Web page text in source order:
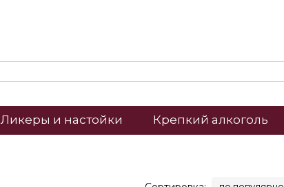
Ликеры и настойки Крепкий алкоголь